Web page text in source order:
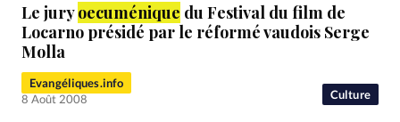
Culture
Le juryoecuménique du Festival du film de
Locarno présidé par le réformé vaudois Serge
Molla
Evangéliques.info
8 Août 2008